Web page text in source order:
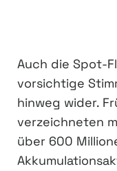
Auch die Spot-
vorsichtige
hinweg wider.
verzeichneten
über 600